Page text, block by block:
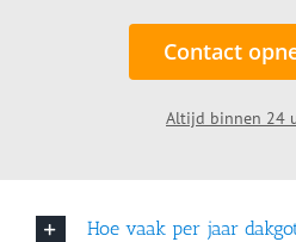
Contact
Altijd binnen 24
Hoe vaak per jaar